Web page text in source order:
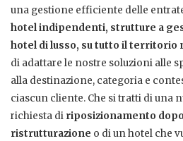
una gestione efficiente delle
hotel indipendenti, strutture a
hotel di lusso, su tutto il territorio
di adattare le nostre soluzioni alle
alla destinazione, categoria e
ciascun cliente. Che si tratti di una
richiesta di riposizionamento
ristrutturazione o di un hotel che